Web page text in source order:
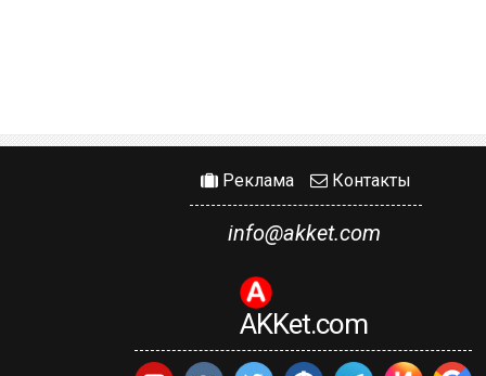
Реклама Контакты
info@akket.com
AKKet.com